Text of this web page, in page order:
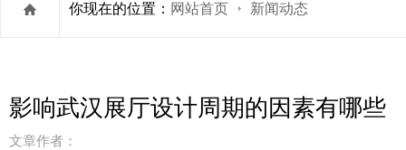
你现在的位置： 网站首页 新闻动态
影响武汉展厅设计周期的因素有哪些
文章作者：